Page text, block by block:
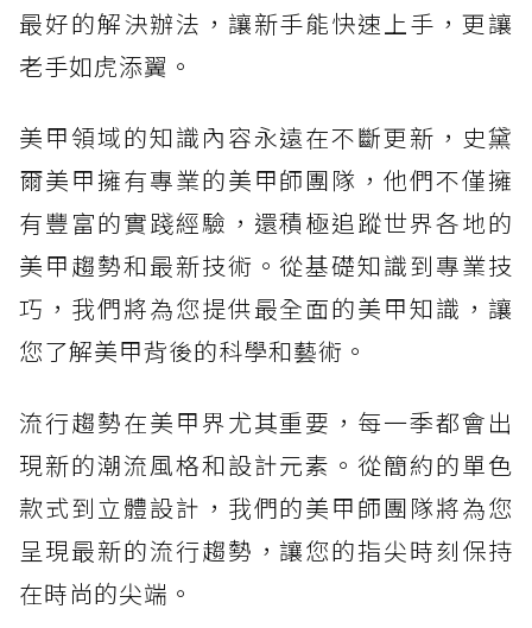
最好的解決辦法，讓新手能快速上手，更讓
老手如虎添翼。
美甲領域的知識內容永遠在不斷更新，史黛
爾美甲擁有專業的美甲師團隊，他們不僅擁
有豐富的實踐經驗，還積極追蹤世界各地的
美甲趨勢和最新技術。從基礎知識到專業技
巧，我們將為您提供最全面的美甲知識，讓
您了解美甲背後的科學和藝術。
流行趨勢在美甲界尤其重要，每一季都會出
現新的潮流風格和設計元素。從簡約的單色
款式到立體設計，我們的美甲師團隊將為您
呈現最新的流行趨勢，讓您的指尖時刻保持
在時尚的尖端。